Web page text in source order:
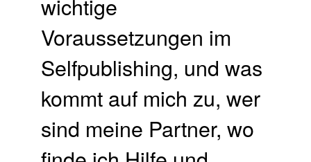
Voraussetzungen im
Selfpublishing, und was
kommt auf mich zu, wer
sind meine Partner, wo